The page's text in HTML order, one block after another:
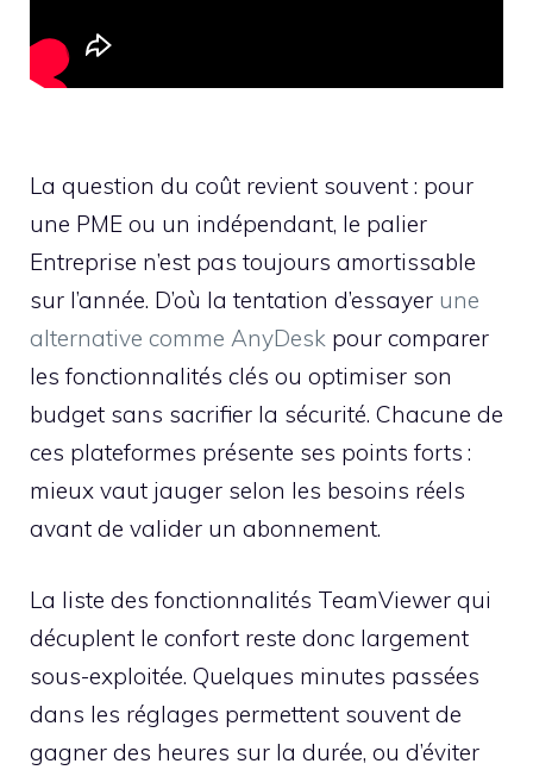
La question du coût revient souvent : pour
une PME ou un indépendant, le palier
Entreprise n’est pas toujours amortissable
sur l’année. D’où la tentation d’essayer une
alternative comme AnyDesk pour comparer
les fonctionnalités clés ou optimiser son
budget sans sacrifier la sécurité. Chacune de
ces plateformes présente ses points forts :
mieux vaut jauger selon les besoins réels
avant de valider un abonnement.
La liste des fonctionnalités TeamViewer qui
décuplent le confort reste donc largement
sous-exploitée. Quelques minutes passées
dans les réglages permettent souvent de
gagner des heures sur la durée, ou d’éviter